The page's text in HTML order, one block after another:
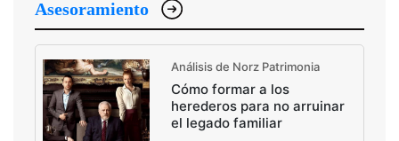
Asesoramiento
Análisis de Norz Patrimonia
Cómo formar a los
herederos para no arruinar
el legado familiar